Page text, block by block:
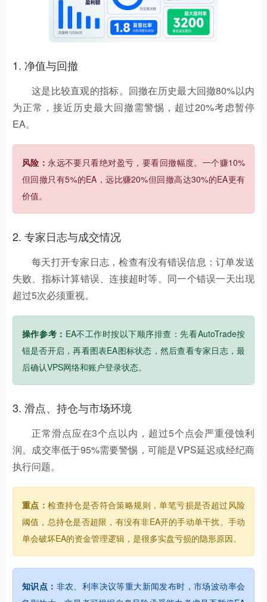
1. 净值与回撤
这是比较直观的指标。回撤在历史最大回撤80%以内
为正常，接近历史最大回撤需警惕，超过20%考虑暂停
EA。
风险： 永远不要只看绝对盈亏，要看回撤幅度。一个赚10%
但回撤只有5%的EA，远比赚20%但回撤高达30%的EA更有
价值。
2. 专家日志与成交情况
每天打开专家日志，检查有没有错误信息：订单发送
失败、指标计算错误、连接超时等。同一个错误一天出现
超过5次必须重视。
操作参考： EA不工作时按以下顺序排查：先看AutoTrade按
钮是否开启，再看图表EA图标状态，然后查看专家日志，最
后确认VPS网络和账户登录状态。
3. 滑点、持仓与市场环境
正常滑点应在3个点以内，超过5个点会严重侵蚀利
润。成交率低于95%需要警惕，可能是VPS延迟或经纪商
执行问题。
重点：检查持仓是否符合策略规则，单笔亏损是否超过风险
阈值，总持仓是否超限，有没有非EA开的手动单干扰。手动
单会破坏EA的资金管理逻辑，是很多实盘亏损的隐形原因。
知识点： 非农、利率决议等重大新闻发布时，市场波动率会